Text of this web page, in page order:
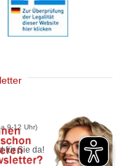
9-12 Uhr)
für Sie da!